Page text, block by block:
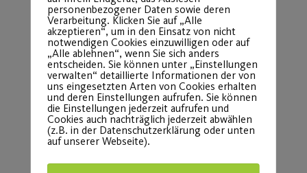
Load More
personenbezogener Daten sowie deren
Verarbeitung. Klicken Sie auf „Alle
akzeptieren“, um in den Einsatz von nicht
notwendigen Cookies einzuwilligen oder auf
„Alle ablehnen“, wenn Sie sich anders
entscheiden. Sie können unter „Einstellungen
verwalten“ detaillierte Informationen der von
uns eingesetzten Arten von Cookies erhalten
und deren Einstellungen aufrufen. Sie können
die Einstellungen jederzeit aufrufen und
Cookies auch nachträglich jederzeit abwählen
(z.B. in der Datenschutzerklärung oder unten
auf unserer Webseite).